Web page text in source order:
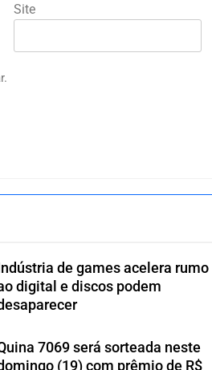
Site
de games acelera rumo
digital e discos podem
7069 será sorteada neste
(19) com prêmio de R$